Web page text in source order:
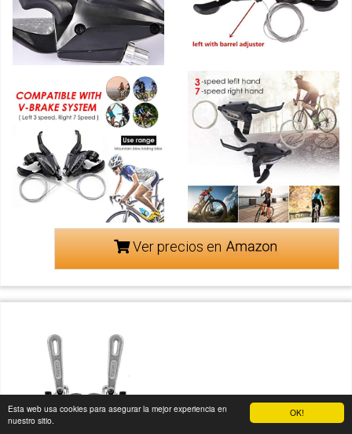
OK!
Esta web usa cookies para asegurar la mejor experiencia en
nuestro sitio.
Ver precios en